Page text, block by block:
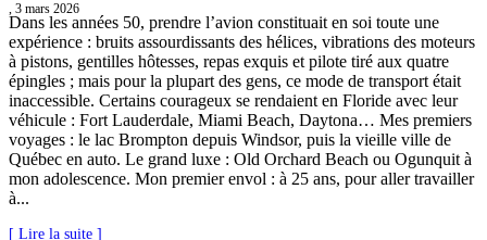
, 3 mars 2026
Dans les années 50, prendre l’avion constituait en soi toute une
expérience : bruits assourdissants des hélices, vibrations des moteurs
à pistons, gentilles hôtesses, repas exquis et pilote tiré aux quatre
épingles ; mais pour la plupart des gens, ce mode de transport était
inaccessible. Certains courageux se rendaient en Floride avec leur
véhicule : Fort Lauderdale, Miami Beach, Daytona… Mes premiers
voyages : le lac Brompton depuis Windsor, puis la vieille ville de
Québec en auto. Le grand luxe : Old Orchard Beach ou Ogunquit à
mon adolescence. Mon premier envol : à 25 ans, pour aller travailler
à...
[ Lire la suite ]